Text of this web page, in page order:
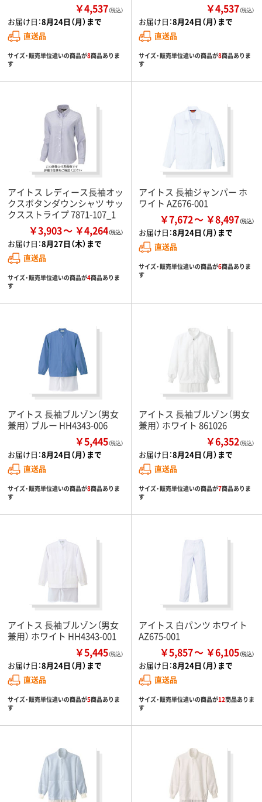
￥4,537（税込）
お届け日：8月24日（月）まで
直送品
サイズ・販売単位違いの商品が8商品ありま
す
￥4,537（税込）
お届け日：8月24日（月）まで
直送品
サイズ・販売単位違いの商品が8商品ありま
す
アイトス レディース長袖オッ
クスボタンダウンシャツ サッ
クスストライプ 7871-107_1
￥3,903 ￥4,264
お届け日：8月27日（木）まで
直送品
サイズ・販売単位違いの商品が4商品ありま
す
アイトス 長袖ジャンパー ホ
ワイト AZ676-001
￥7,672 ￥8,497
お届け日：8月24日（月）まで
直送品
サイズ・販売単位違いの商品が6商品ありま
す
アイトス 長袖ブルゾン（男女
兼用） ブルー HH4343-006
￥5,445（税込）
お届け日：8月24日（月）まで
直送品
サイズ・販売単位違いの商品が8商品ありま
す
アイトス 長袖ブルゾン（男女
兼用） ホワイト 861026
￥6,352（税込）
お届け日：8月24日（月）まで
直送品
サイズ・販売単位違いの商品が7商品ありま
す
アイトス 長袖ブルゾン（男女
兼用） ホワイト HH4343-001
￥5,445（税込）
お届け日：8月24日（月）まで
直送品
サイズ・販売単位違いの商品が5商品ありま
す
アイトス 白パンツ ホワイト
AZ675-001
￥5,857 ￥6,105
お届け日：8月24日（月）まで
直送品
サイズ・販売単位違いの商品が12商品ありま
す